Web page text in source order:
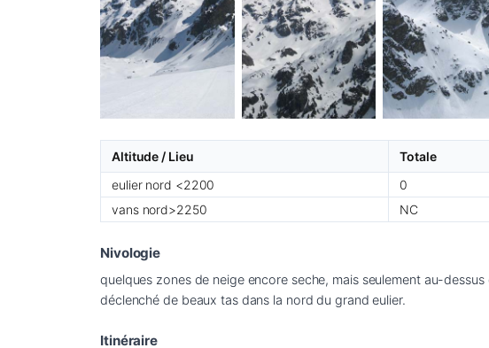
Altitude / Lieu Totale
eulier nord <2200
0
vans nord>2250
NC
Nivologie
quelques zones de neige encore seche, mais seulement au-
déclenché de beaux tas dans la nord du grand eulier.
Itinéraire